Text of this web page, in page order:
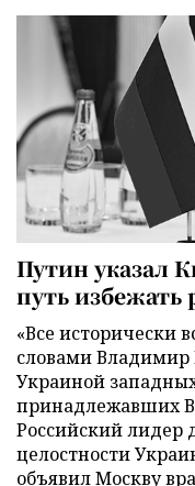
Путин указал
путь избежать
«Все исторически
словами Владимир
Украиной
принадлежавших
Российский лидер
целостности
объявил Москву